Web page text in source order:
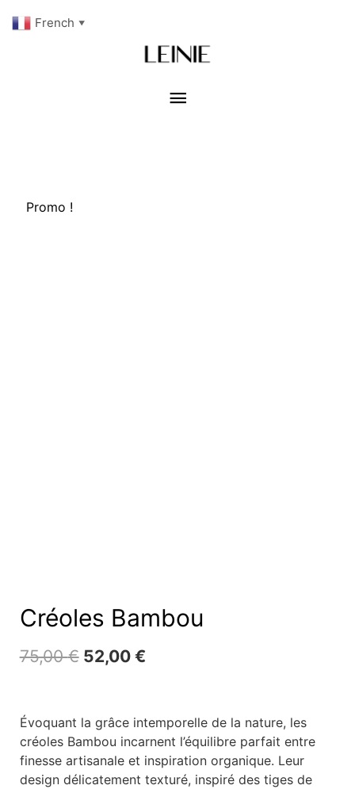
Menu
Promo !
Créoles Bambou
75,00€ Le
était :
75,00 €.
52,00 €Le
est :
52,00 €.
Évoquant la grâce intemporelle de la nature, les
créoles Bambou incarnent l’équilibre parfait entre
finesse artisanale et inspiration organique. Leur
design délicatement texturé, inspiré des tiges de
French ▼